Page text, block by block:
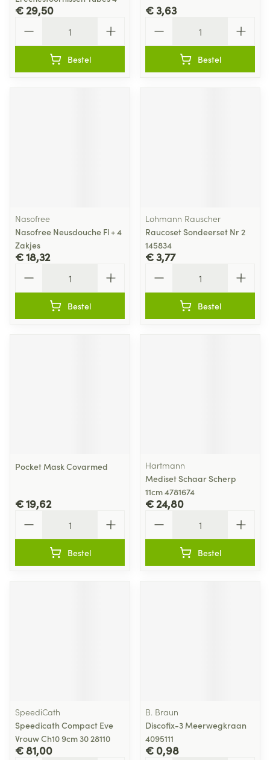
€ 29,50
Bestel
€ 3,63
Bestel
Nasofree
Nasofree Neusdouche Fl + 4
Zakjes
€ 18,32
Bestel
Lohmann Rauscher
Raucoset Sondeerset Nr 2
145834
€ 3,77
Bestel
Pocket Mask Covarmed
€ 19,62
Bestel
Hartmann
Mediset Schaar Scherp
11cm 4781674
€ 24,80
Bestel
SpeediCath
Speedicath Compact Eve
Vrouw Ch10 9cm 30 28110
€ 81,00
B. Braun
Discofix-3 Meerwegkraan
4095111
€ 0,98